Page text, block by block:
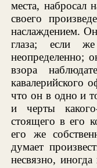
места, набросал
своего
наслаждением.
глаза; если
неопределенно;
взора
кавалерийского
что он в одно и
и черты
стоящего в его
его же
думает
несвязно,